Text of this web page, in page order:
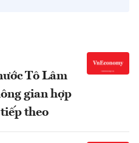
Tô Lâm
gian hợp
theo